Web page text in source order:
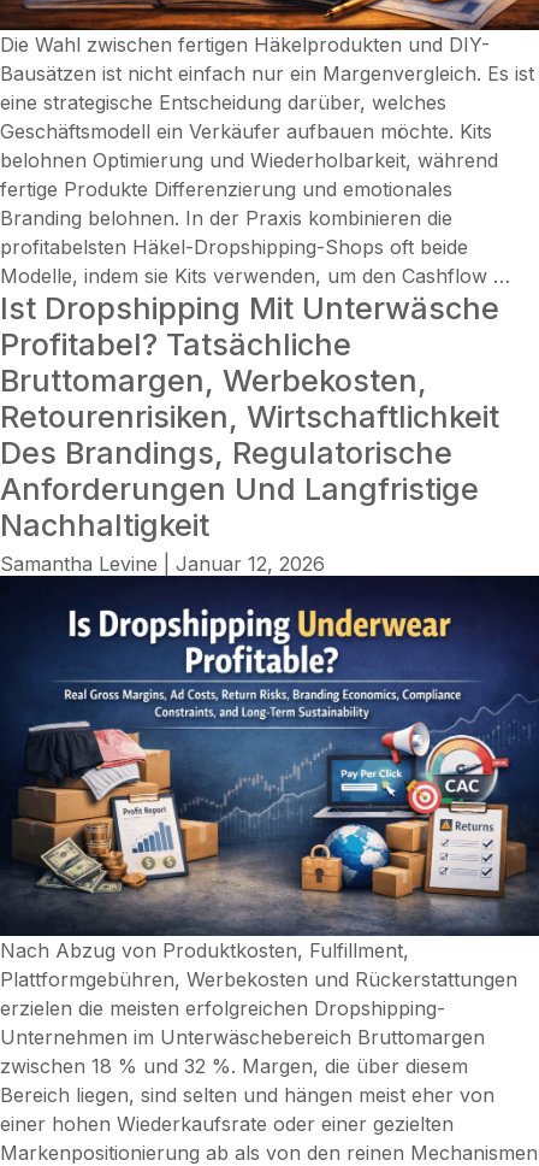
Die Wahl zwischen fertigen Häkelprodukten und DIY-
Bausätzen ist nicht einfach nur ein Margenvergleich. Es ist
eine strategische Entscheidung darüber, welches
Geschäftsmodell ein Verkäufer aufbauen möchte. Kits
belohnen Optimierung und Wiederholbarkeit, während
fertige Produkte Differenzierung und emotionales
Branding belohnen. In der Praxis kombinieren die
profitabelsten Häkel-Dropshipping-Shops oft beide
Modelle, indem sie Kits verwenden, um den Cashflow …
Ist Dropshipping Mit Unterwäsche
Profitabel? Tatsächliche
Bruttomargen, Werbekosten,
Retourenrisiken, Wirtschaftlichkeit
Des Brandings, Regulatorische
Anforderungen Und Langfristige
Nachhaltigkeit
Samantha Levine Januar 12, 2026
Nach Abzug von Produktkosten, Fulfillment,
Plattformgebühren, Werbekosten und Rückerstattungen
erzielen die meisten erfolgreichen Dropshipping-
Unternehmen im Unterwäschebereich Bruttomargen
zwischen 18 % und 32 %. Margen, die über diesem
Bereich liegen, sind selten und hängen meist eher von
einer hohen Wiederkaufsrate oder einer gezielten
Markenpositionierung ab als von den reinen Mechanismen